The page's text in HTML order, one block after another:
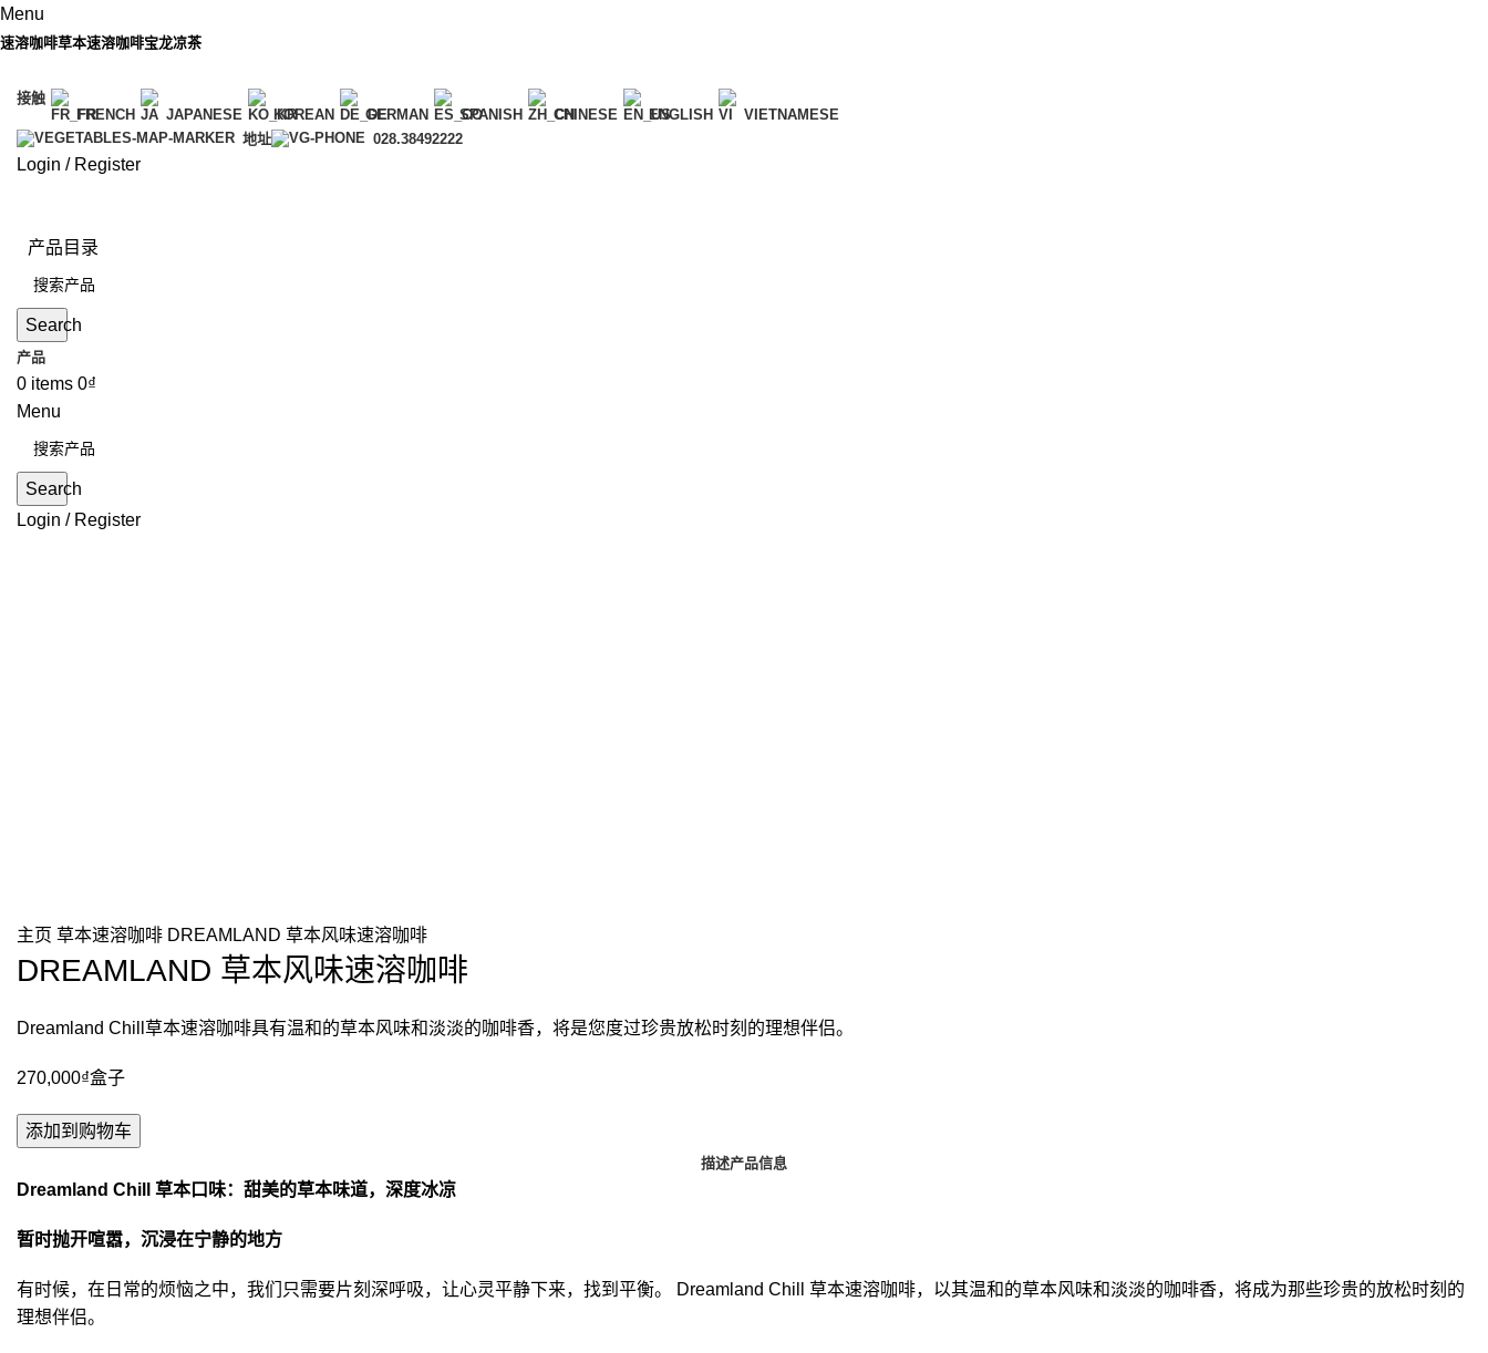
Menu
速溶咖啡草本速溶咖啡宝龙凉茶
接触
FRENCH
JAPANESE KOREAN GERMAN SPANISH CHINESE ENGLISH
VIETNAMESE
地址
028.38492222
Login / Register
产品目录
Search
产品
0 items 0₫
Menu
Search
Login / Register
主页 草本速溶咖啡 DREAMLAND 草本风味速溶咖啡
DREAMLAND 草本风味速溶咖啡
Dreamland Chill草本速溶咖啡具有温和的草本风味和淡淡的咖啡香，将是您度过珍贵放松时刻的理想伴侣。
270,000₫盒子
添加到购物车
描述产品信息
Dreamland Chill 草本口味：甜美的草本味道，深度冰凉
暂时抛开喧嚣，沉浸在宁静的地方
有时候，在日常的烦恼之中，我们只需要片刻深呼吸，让心灵平静下来，找到平衡。 Dreamland Chill 草本速溶咖啡，以其温和的草本风味和淡淡的咖啡香，将成为那些珍贵的放松时刻的
理想伴侣。